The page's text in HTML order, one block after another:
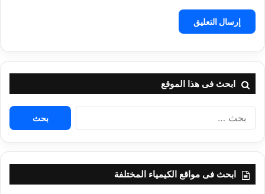
ابحث فى هذا الموقع
البحث
ابحث فى مواقع الكيمياء المختلفة